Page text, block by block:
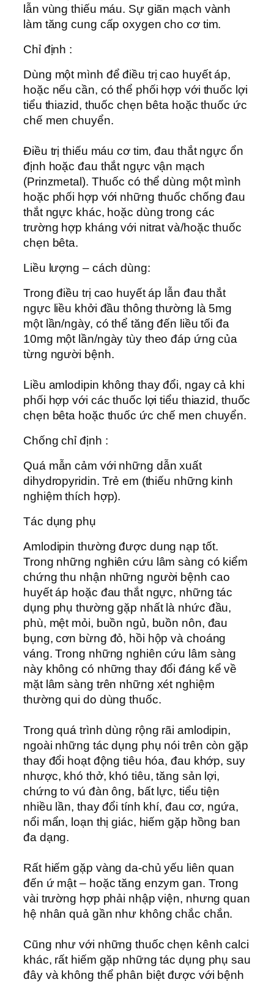
lẫn vùng thiếu máu. Sự giãn mạch vành
làm tăng cung cấp oxygen cho cơ tim.
Chỉ định :
Dùng một mình để điều trị cao huyết áp,
hoặc nếu cần, có thể phối hợp với thuốc lợi
tiểu thiazid, thuốc chẹn bêta hoặc thuốc ức
chế men chuyển.
Ðiều trị thiếu máu cơ tim, đau thắt ngực ổn
định hoặc đau thắt ngực vận mạch
(Prinzmetal). Thuốc có thể dùng một mình
hoặc phối hợp với những thuốc chống đau
thắt ngực khác, hoặc dùng trong các
trường hợp kháng với nitrat và/hoặc thuốc
chẹn bêta.
Liều lượng – cách dùng:
Trong điều trị cao huyết áp lẫn đau thắt
ngực liều khởi đầu thông thường là 5mg
một lần/ngày, có thể tăng đến liều tối đa
10mg một lần/ngày tùy theo đáp ứng của
từng người bệnh.
Liều amlodipin không thay đổi, ngay cả khi
phối hợp với các thuốc lợi tiểu thiazid, thuốc
chẹn bêta hoặc thuốc ức chế men chuyển.
Chống chỉ định :
Quá mẫn cảm với những dẫn xuất
dihydropyridin. Trẻ em (thiếu những kinh
nghiệm thích hợp).
Tác dụng phụ
Amlodipin thường được dung nạp tốt.
Trong những nghiên cứu lâm sàng có kiểm
chứng thu nhận những người bệnh cao
huyết áp hoặc đau thắt ngực, những tác
dụng phụ thường gặp nhất là nhức đầu,
phù, mệt mỏi, buồn ngủ, buồn nôn, đau
bụng, cơn bừng đỏ, hồi hộp và choáng
váng. Trong những nghiên cứu lâm sàng
này không có những thay đổi đáng kể về
mặt lâm sàng trên những xét nghiệm
thường qui do dùng thuốc.
Trong quá trình dùng rộng rãi amlodipin,
ngoài những tác dụng phụ nói trên còn gặp
thay đổi hoạt động tiêu hóa, đau khớp, suy
nhược, khó thở, khó tiêu, tăng sản lợi,
chứng to vú đàn ông, bất lực, tiểu tiện
nhiều lần, thay đổi tính khí, đau cơ, ngứa,
nổi mẩn, loạn thị giác, hiếm gặp hồng ban
đa dạng.
Rất hiếm gặp vàng da-chủ yếu liên quan
đến ứ mật – hoặc tăng enzym gan. Trong
vài trường hợp phải nhập viện, nhưng quan
hệ nhân quả gần như không chắc chắn.
Cũng như với những thuốc chẹn kênh calci
khác, rất hiếm gặp những tác dụng phụ sau
đây và không thể phân biệt được với bệnh